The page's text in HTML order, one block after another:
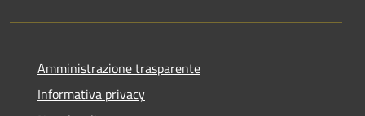
Amministrazione trasparente
Informativa privacy